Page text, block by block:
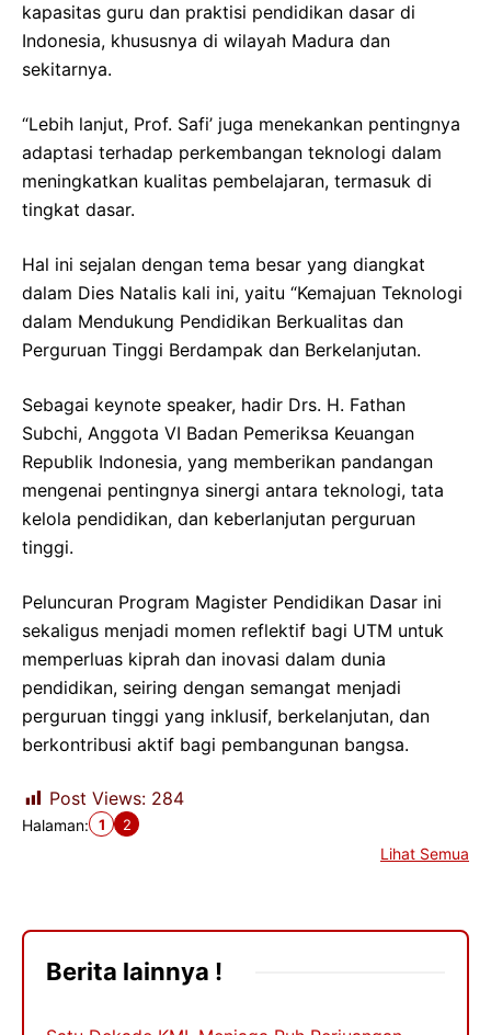
kapasitas guru dan praktisi pendidikan dasar di
Indonesia, khususnya di wilayah Madura dan
sekitarnya.
“Lebih lanjut, Prof. Safi’ juga menekankan pentingnya
adaptasi terhadap perkembangan teknologi dalam
meningkatkan kualitas pembelajaran, termasuk di
tingkat dasar.
Hal ini sejalan dengan tema besar yang diangkat
dalam Dies Natalis kali ini, yaitu “Kemajuan Teknologi
dalam Mendukung Pendidikan Berkualitas dan
Perguruan Tinggi Berdampak dan Berkelanjutan.
Sebagai keynote speaker, hadir Drs. H. Fathan
Subchi, Anggota VI Badan Pemeriksa Keuangan
Republik Indonesia, yang memberikan pandangan
mengenai pentingnya sinergi antara teknologi, tata
kelola pendidikan, dan keberlanjutan perguruan
tinggi.
Peluncuran Program Magister Pendidikan Dasar ini
sekaligus menjadi momen reflektif bagi UTM untuk
memperluas kiprah dan inovasi dalam dunia
pendidikan, seiring dengan semangat menjadi
perguruan tinggi yang inklusif, berkelanjutan, dan
berkontribusi aktif bagi pembangunan bangsa.
Post Views: 284
Halaman: 1 2
Lihat Semua
Berita lainnya !